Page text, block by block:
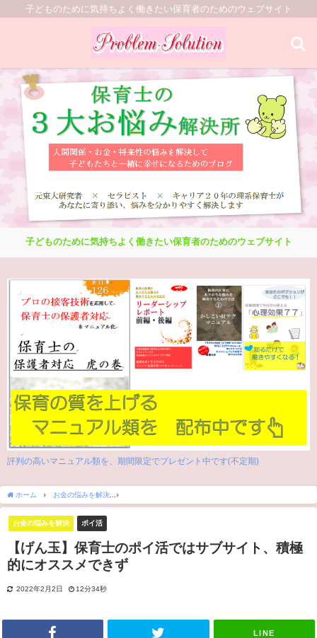
子どものために気持ちよく働きたい保育者のためのウェブサイト
子どものために気持ちよく働きたい保育者のためのウェブサイト
評判の高いマニュアル類を、期間限定でプレゼント中です(不定期)
ホーム お金の悩みを解決
お金の悩みを解決 ポイ活
【げん玉】保育士のポイ活ではサブサイト、積極
的にオススメできず
2022年2月2日 12分34秒
LINE